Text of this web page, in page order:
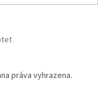
práva vyhrazena.